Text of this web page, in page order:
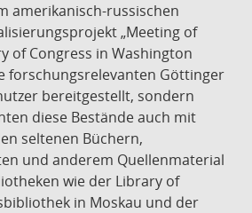
amerikanisch-russischen
„Meeting of
of Congress in Washington
forschungsrelevanten Göttinger
bereitgestellt, sondern
diese Bestände auch mit
seltenen Büchern,
und anderem Quellenmaterial
wie der Library of
in Moskau und der